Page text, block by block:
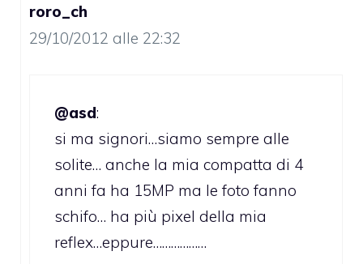
roro_ch
29/10/2012 alle 22:32
@asd:
si ma signori…siamo sempre alle
solite… anche la mia compatta di 4
anni fa ha 15MP ma le foto fanno
schifo… ha più pixel della mia
reflex…eppure………………